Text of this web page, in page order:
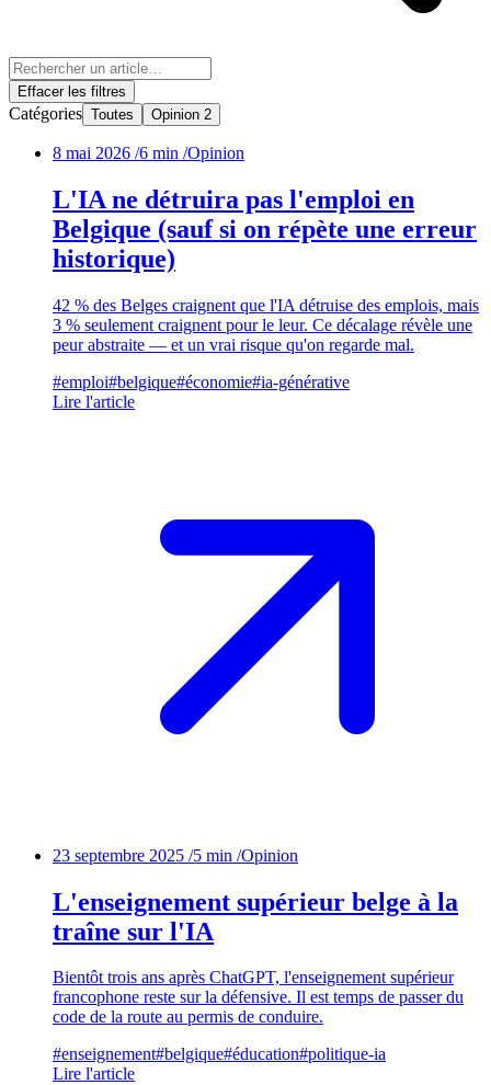
Effacer les filtres
Catégories Toutes Opinion 2
8 mai 2026 /6 min /Opinion
L'IA ne détruira pas l'emploi en
Belgique (sauf si on répète une erreur
historique)
42 % des Belges craignent que l'IA détruise des emplois, mais
3 % seulement craignent pour le leur. Ce décalage révèle une
peur abstraite — et un vrai risque qu'on regarde mal.
#emploi#belgique#économie#ia-générative
Lire l'article
23 septembre 2025 /5 min /Opinion
L'enseignement supérieur belge à la
traîne sur l'IA
Bientôt trois ans après ChatGPT, l'enseignement supérieur
francophone reste sur la défensive. Il est temps de passer du
code de la route au permis de conduire.
#enseignement#belgique#éducation#politique-ia
Lire l'article